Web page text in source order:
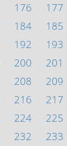
176 177
184 185
192 193
200 201
208 209
216 217
224 225
232 233